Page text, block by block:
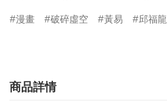
漫畫 破碎虛空 黃易 邱福龍
商品詳情